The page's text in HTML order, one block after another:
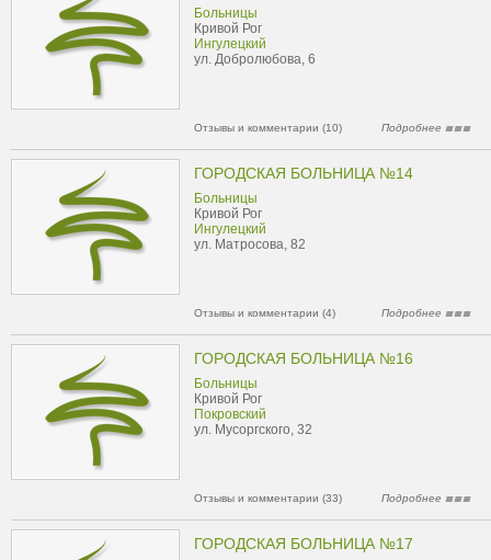
Больницы
Кривой Рог
Ингулецкий
ул. Добролюбова, 6
Отзывы и комментарии (10) Подробнее
ГОРОДСКАЯ БОЛЬНИЦА №14
Больницы
Кривой Рог
Ингулецкий
ул. Матросова, 82
Отзывы и комментарии (4) Подробнее
ГОРОДСКАЯ БОЛЬНИЦА №16
Больницы
Кривой Рог
Покровский
ул. Мусоргского, 32
Отзывы и комментарии (33) Подробнее
ГОРОДСКАЯ БОЛЬНИЦА №17